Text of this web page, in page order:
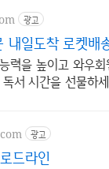
광고
내일도착 로켓배
력을 높이고 와우
서 시간을 선물하
광고
드라인